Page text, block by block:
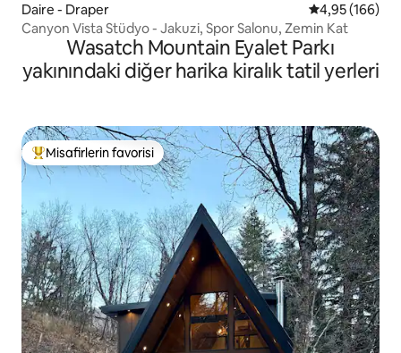
Daire - Draper 5 üzerinden
4,95 (166)
Canyon Vista Stüdyo - Jakuzi, Spor Salonu, Zemin Kat
Wasatch Mountain Eyalet Parkı
yakınındaki diğer harika kiralık tatil yerleri
Misafirlerin favorilerinden en beğenilenler arasında
Misafirlerin favorisi